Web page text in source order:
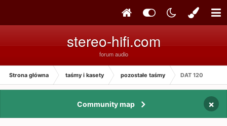
stereo-hifi.com
forum audio
Strona główna taśmy i kasety pozostałe taśmy DAT 120
Community map ×